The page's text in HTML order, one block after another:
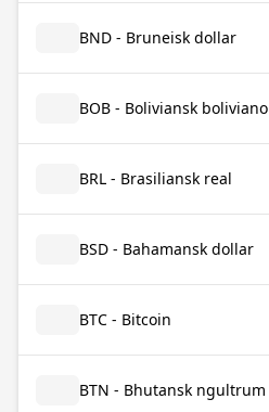
BND - Bruneisk dollar
BOB - Boliviansk boliviano
BRL - Brasiliansk real
BSD - Bahamansk dollar
BTC - Bitcoin
BTN - Bhutansk ngultrum